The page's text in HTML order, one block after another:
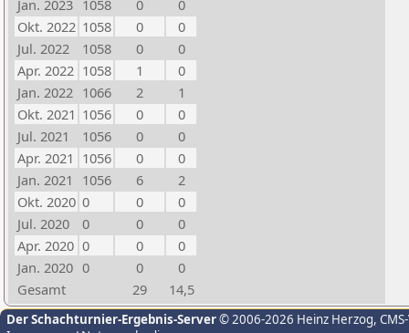
Jan. 2023 1058 0
0
Okt. 2022 1058 0
0
Jul. 2022
1058 0
0
Apr. 2022 1058 1
0
Jan. 2022 1066 2
1
Okt. 2021 1056 0
0
Jul. 2021
1056 0
0
Apr. 2021 1056 0
0
Jan. 2021
1056 6
2
Okt. 2020 0 0
0
Jul. 2020
0 0
0
Apr. 2020 0 0
0
Jan. 2020 0 0
0
Gesamt
29 14,5
Der Schachturnier-Ergebnis-Server© 2006-2026 Heinz Herzog,